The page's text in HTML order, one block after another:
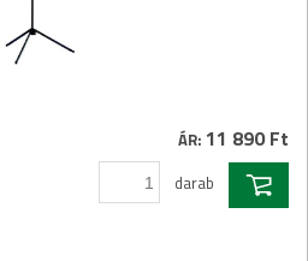
ÁR: 11 890 Ft
darab